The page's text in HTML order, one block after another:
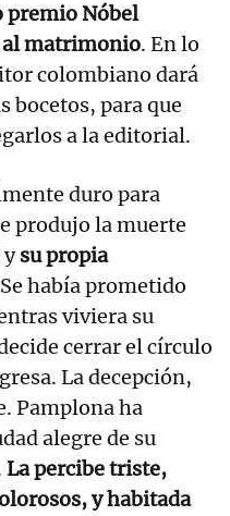
premio Nóbel
al matrimonio. En lo
colombiano dará
bocetos, para que
a la editorial.
duro para
produjo la muerte
ysu propia
había prometido
viviera su
cerrar el círculo
La decepción,
Pamplona ha
alegre de su
La percibe triste,
y habitada